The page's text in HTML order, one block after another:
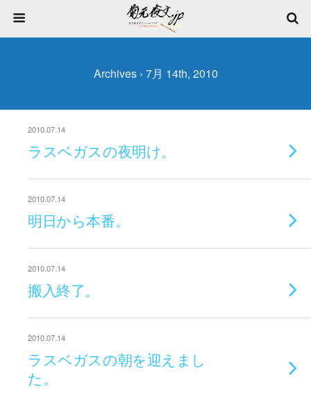
Archives › 7月 14th, 2010
2010.07.14
ラスベガスの夜明け。
2010.07.14
明日から本番。
2010.07.14
搬入終了。
2010.07.14
ラスベガスの朝を迎えまし
た。